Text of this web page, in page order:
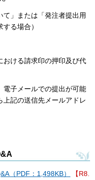
」または「発注者提出用
る場合）
おける請求印の押印及び代
電子メールでの提出が可能
上記の送信先メールアドレ
（PDF：1,498KB）
【R8.